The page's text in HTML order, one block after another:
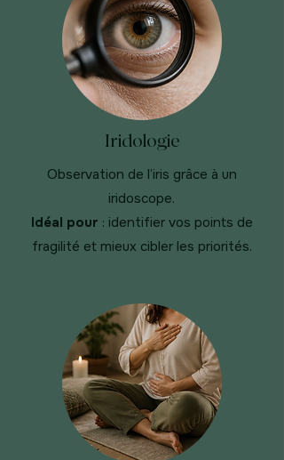
Iridologie
Observation de l’iris grâce à un
iridoscope.
Idéal pour : identifier vos points de
fragilité et mieux cibler les priorités.